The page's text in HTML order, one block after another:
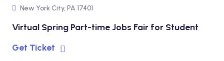
New York City, PA 17401
Virtual Spring Part-time Jobs Fair for Student
Get Ticket